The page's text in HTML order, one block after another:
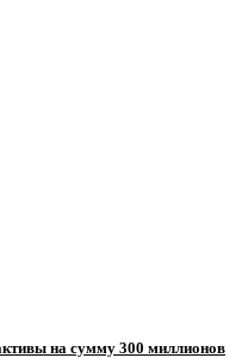
на сумму 300 миллионов